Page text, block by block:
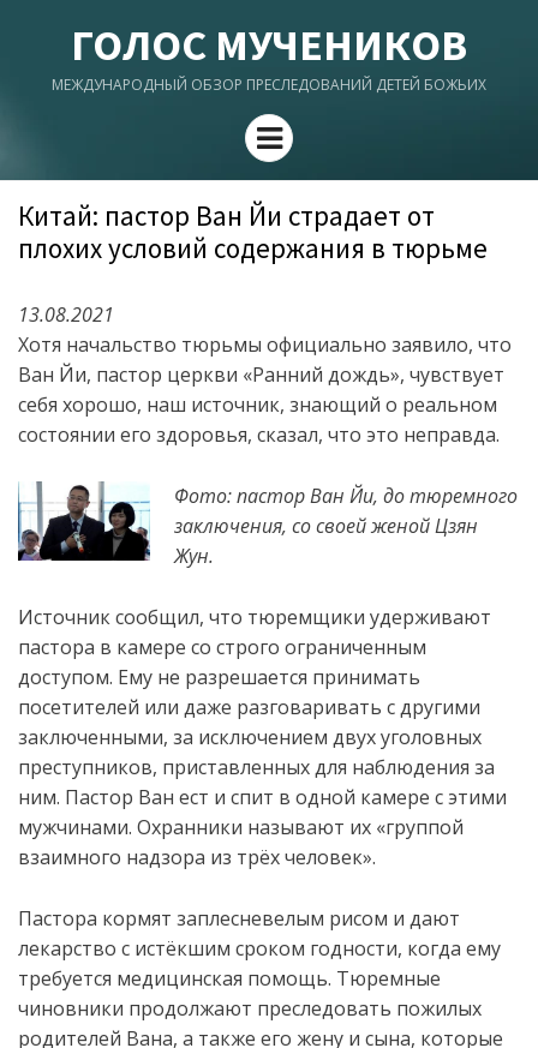
ГОЛОС МУЧЕНИКОВ
МЕЖДУНАРОДНЫЙ ОБЗОР ПРЕСЛЕДОВАНИЙ ДЕТЕЙ БОЖЬИХ
Menu
Китай: пастор Ван Йи страдает от
плохих условий содержания в тюрьме
13.08.2021
Хотя начальство тюрьмы официально заявило, что
Ван Йи, пастор церкви «Ранний дождь», чувствует
себя хорошо, наш источник, знающий о реальном
состоянии его здоровья, сказал, что это неправда.
Фото: пастор Ван Йи, до тюремного
заключения, со своей женой Цзян
Жун.
Источник сообщил, что тюремщики удерживают
пастора в камере со строго ограниченным
доступом. Ему не разрешается принимать
посетителей или даже разговаривать с другими
заключенными, за исключением двух уголовных
преступников, приставленных для наблюдения за
ним. Пастор Ван ест и спит в одной камере с этими
мужчинами. Охранники называют их «группой
взаимного надзора из трёх человек».
Пастора кормят заплесневелым рисом и дают
лекарство с истёкшим сроком годности, когда ему
требуется медицинская помощь. Тюремные
чиновники продолжают преследовать пожилых
родителей Вана, а также его жену и сына, которые